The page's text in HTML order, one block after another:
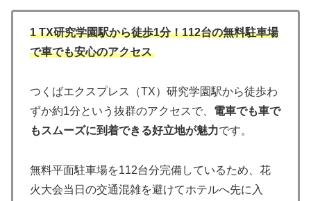
1 TX研究学園駅から徒歩1分！112台の無料駐車場
で車でも安心のアクセス
つくばエクスプレス（TX）研究学園駅から徒歩わ
ずか約1分という抜群のアクセスで、 電車でも車で
もスムーズに到着できる好立地が魅力です。
無料平面駐車場を112台分完備しているため、花
火大会当日の交通混雑を避けてホテルへ先に入